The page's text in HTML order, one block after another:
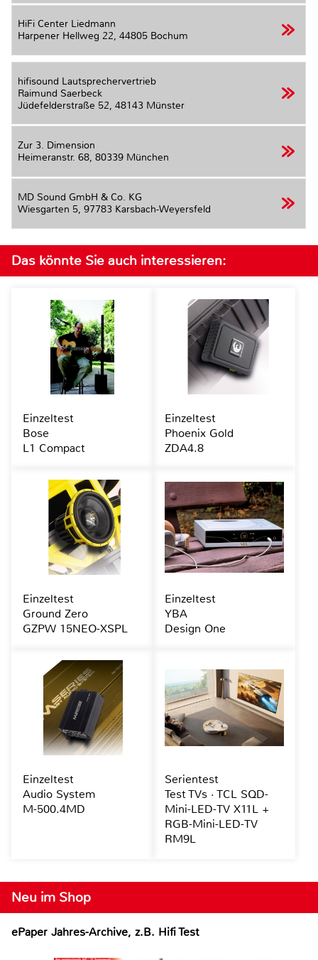
HiFi Center Liedmann
Harpener Hellweg 22, 44805 Bochum
hifisound Lautsprechervertrieb
Raimund Saerbeck
Jüdefelderstraße 52, 48143 Münster
Zur 3. Dimension
Heimeranstr. 68, 80339 München
MD Sound GmbH & Co. KG
Wiesgarten 5, 97783 Karsbach-Weyersfeld
Neu im Shop
ePaper Jahres-Archive, z.B. Hifi Test
Das könnte Sie auch interessieren:
Einzeltest
Bose
L1 Compact
Einzeltest
Phoenix Gold
ZDA4.8
Einzeltest
Ground Zero
GZPW 15NEO-XSPL
Einzeltest
YBA
Design One
Einzeltest
Audio System
M-500.4MD
Serientest
Test TVs · TCL SQD-
Mini-LED-TV X11L +
RGB-Mini-LED-TV
RM9L